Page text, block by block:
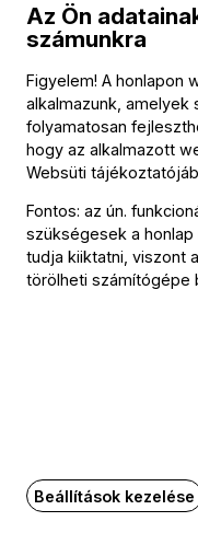
2024.
Program
További
Az esemény körülbelül
Az Ön
számunkra
Figyelem! A honlapon
alkalmazunk,
folyamatosan
hogy az alkalmazott
Websüti
Fontos: az ún.
szükségesek a
tudja kiiktatni, viszont
törölheti számítógépe
Beállítások kezelése